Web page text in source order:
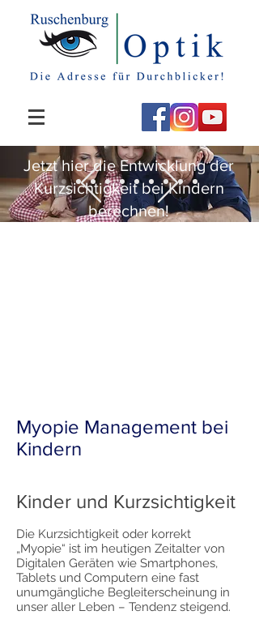
Jetzt hier die Entwicklung der
Kurzsichtigkeit bei Kindern
berechnen!
Myopie Management bei
Kindern
Kinder und Kurzsichtigkeit
Die Kurzsichtigkeit oder korrekt
„Myopie“ ist im heutigen Zeitalter von
Digitalen Geräten wie Smartphones,
Tablets und Computern eine fast
unumgängliche Begleiterscheinung in
unser aller Leben – Tendenz steigend.